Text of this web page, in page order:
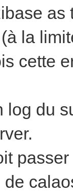
as
la
cette
log du